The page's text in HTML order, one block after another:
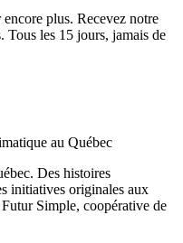
plus. Recevez notre
Tous les 15 jours, jamais de
Des histoires
initiatives originales aux
Simple, coopérative de